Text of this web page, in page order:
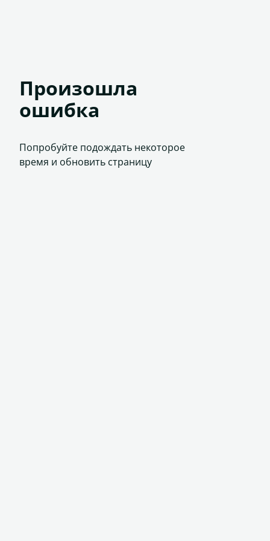
Произошла
ошибка
Попробуйте подождать некоторое
время и обновить страницу